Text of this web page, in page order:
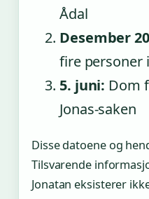
Ådal
Desember
fire personer
5. juni: Dom
Jonas-saken
Disse datoene og
Tilsvarende
Jonatan eksisterer